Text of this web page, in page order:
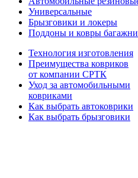
Универсальные
Брызговики и локеры
Поддоны и ковры
Технология изготовления
Преимущества ковриков
от компании СРТК
Уход за автомобильными
ковриками
Как выбрать автоковрики
Как выбрать брызговики